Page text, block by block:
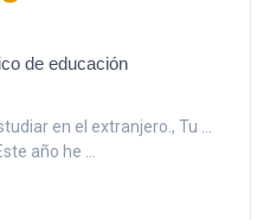
de educación
en el extranjero., Tu ...
año he ...